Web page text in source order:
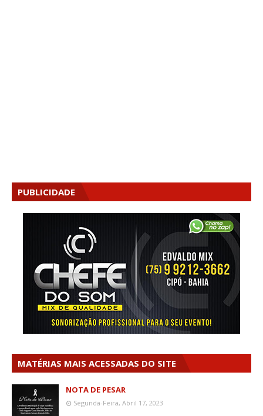
PUBLICIDADE
MATÉRIAS MAIS ACESSADAS DO SITE
NOTA DE PESAR
Segunda-Feira, Abril 17, 2023